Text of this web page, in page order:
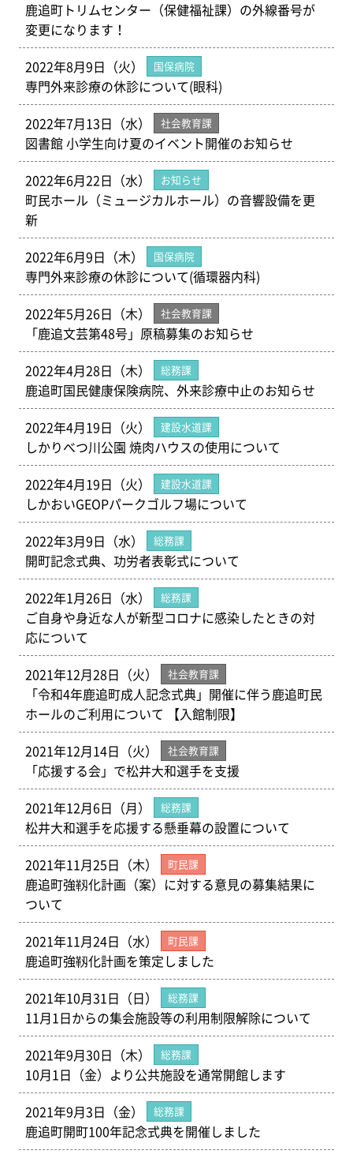
鹿追町トリムセンター（保健福祉課）の外線番号が
変更になります！
2022年8月9日（火）
国保病院
専門外来診療の休診について(眼科)
2022年7月13日（水）
社会教育課
図書館 小学生向け夏のイベント開催のお知らせ
2022年6月22日（水）
お知らせ
町民ホール（ミュージカルホール）の音響設備を更
新
2022年6月9日（木）
国保病院
専門外来診療の休診について(循環器内科)
2022年5月26日（木）
社会教育課
「鹿追文芸第48号」原稿募集のお知らせ
2022年4月28日（木）
総務課
鹿追町国民健康保険病院、外来診療中止のお知らせ
2022年4月19日（火）
建設水道課
しかりべつ川公園 焼肉ハウスの使用について
2022年4月19日（火）
建設水道課
しかおいGEOPパークゴルフ場について
2022年3月9日（水）
総務課
開町記念式典、功労者表彰式について
2022年1月26日（水）
総務課
ご自身や身近な人が新型コロナに感染したときの対
応について
2021年12月28日（火）
社会教育課
「令和4年鹿追町成人記念式典」開催に伴う鹿追町民
ホールのご利用について 【入館制限】
2021年12月14日（火）
社会教育課
「応援する会」で松井大和選手を支援
2021年12月6日（月）
総務課
松井大和選手を応援する懸垂幕の設置について
2021年11月25日（木）
町民課
鹿追町強靱化計画（案）に対する意見の募集結果に
ついて
2021年11月24日（水）
町民課
鹿追町強靱化計画を策定しました
2021年10月31日（日）
総務課
11月1日からの集会施設等の利用制限解除について
2021年9月30日（木）
総務課
10月1日（金）より公共施設を通常開館します
2021年9月3日（金）
総務課
鹿追町開町100年記念式典を開催しました